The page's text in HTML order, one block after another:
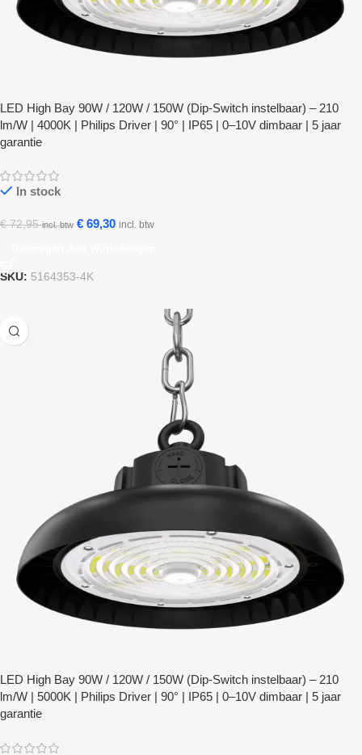
LED High Bay 90W / 120W / 150W (Dip-Switch instelbaar) – 210
lm/W | 4000K | Philips Driver | 90° | IP65 | 0–10V dimbaar | 5 jaar
garantie
In stock
€72,95 incl. btw € 69,30 incl. btw
SKU: 5164353-4K
LED High Bay 90W / 120W / 150W (Dip-Switch instelbaar) – 210
lm/W | 5000K | Philips Driver | 90° | IP65 | 0–10V dimbaar | 5 jaar
garantie